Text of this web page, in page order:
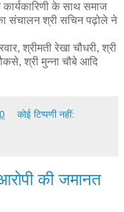
के साथ समाज
संचालन श्री सचिन पढ़ोले ने
श्रीमती रेखा चौधरी, श्री
श्री मुन्ना चौबे आदि
कोई टिप्पणी नहीं:
की जमानत